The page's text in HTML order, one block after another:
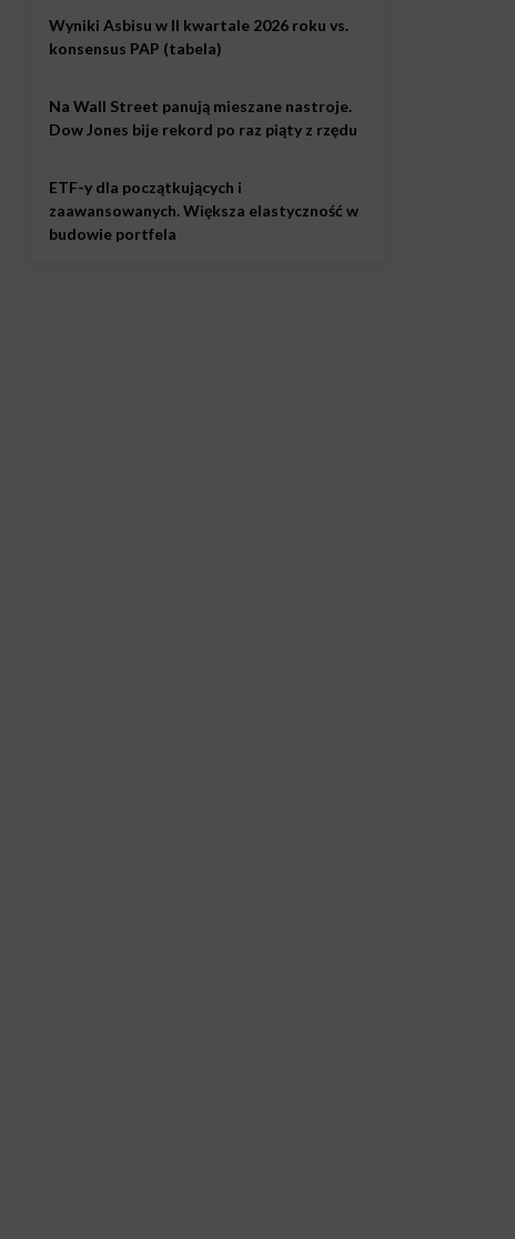
Wyniki Asbisu w II kwartale 2026 roku vs.
konsensus PAP (tabela)
Na Wall Street panują mieszane nastroje.
Dow Jones bije rekord po raz piąty z rzędu
ETF-y dla początkujących i
zaawansowanych. Większa elastyczność w
budowie portfela